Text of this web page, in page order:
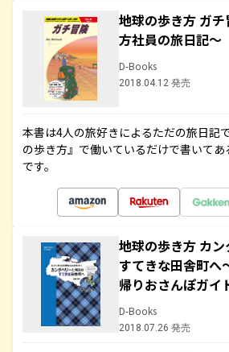
地球の歩き方 ガ
方社員の旅日記～
D-Books
2018.04.12 発売
本書は4人の旅好きによるただの旅日記
の歩き方』で働いているだけで書いて
です。
地球の歩き方 カ
すてきな田舎町へ
帰りおさんぽガイ
D-Books
2018.07.26 発売